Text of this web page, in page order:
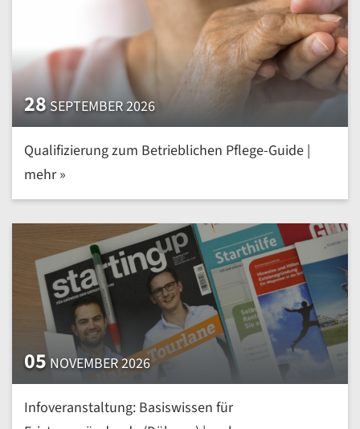
28SEPTEMBER 2026
Qualifizierung zum Betrieblichen Pflege-Guide |
mehr »
05 NOVEMBER 2026
Infoveranstaltung: Basiswissen für